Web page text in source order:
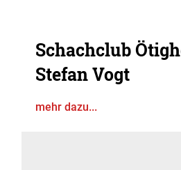
Schachclub
Stefan Vogt
mehr dazu...